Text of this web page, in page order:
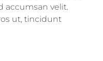
accumsan velit.
ut, tincidunt